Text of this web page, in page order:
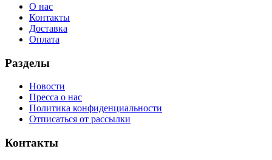
О нас
Контакты
Доставка
Оплата
Разделы
Новости
Пресса о нас
Политика конфиденциальности
Отписаться от рассылки
Контакты